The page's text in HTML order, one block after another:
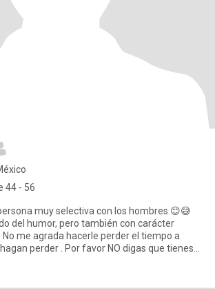
44 - 56
muy selectiva con los hombres 😊😅
del humor, pero también con carácter
perder . Por favor NO digas que tienes